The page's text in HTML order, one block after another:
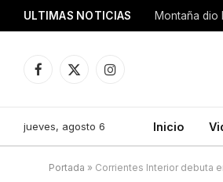
ULTIMAS NOTICIAS Montaña dio
Facebook
X
Instagram
jueves, agosto 6 Inicio
Portada » Corrientes Interior debuta